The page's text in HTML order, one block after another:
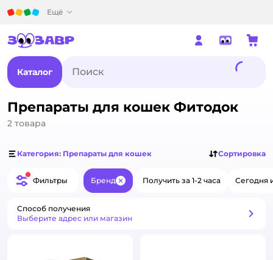
Ещё
Каталог
Препараты для кошек Фитодок
2 товара
Категория: Препараты для кошек Сортировка
Фильтры Бренд ЗакрытьПолучить за 1-2 часа Сегодня
Способ получения
Выберите адрес или магазин